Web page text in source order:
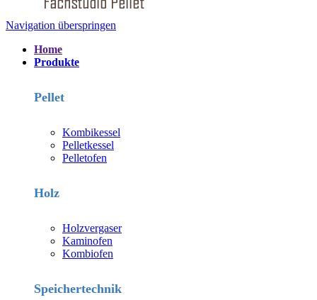
Navigation überspringen
Home
Produkte
Pellet
Kombikessel
Pelletkessel
Pelletofen
Holz
Holzvergaser
Kaminofen
Kombiofen
Speichertechnik